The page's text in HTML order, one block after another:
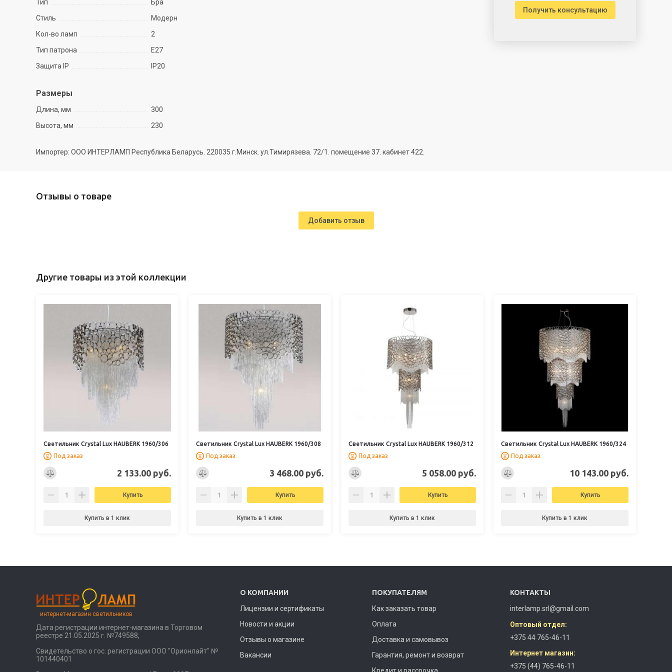
Тип
Бра
Стиль
Модерн
Кол-во ламп
2
Тип патрона
Е27
Защита IP
IP20
Размеры
Длина, мм
300
Высота, мм
230
Импортер: ООО ИНТЕРЛАМП Республика Беларусь. 220035 г.Минск. ул.Тимирязева. 72/1. помещение 37. кабинет 422.
Получить консультацию
Отзывы о товаре
Добавить отзыв
Другие товары из этой коллекции
Светильник Crystal Lux HAUBERK 1960/306
Под заказ
2 133.00 руб.
Купить
Купить в 1 клик
Светильник Crystal Lux HAUBERK 1960/308
Под заказ
3 468.00 руб.
Купить
Купить в 1 клик
Светильник Crystal Lux HAUBERK 1960/312
Под заказ
5 058.00 руб.
Купить
Купить в 1 клик
Светильник Crystal Lux HAUBERK 1960/324
Под заказ
10 143.00 руб.
Купить
Купить в 1 клик
интернет-магазин светильников
Дата регистрации интернет-магазина в Торговом
реестре 21.05.2025 г. №749588,
Свидетельство о гос. регистрации ООО "Орионлайт" №
101440401
О КОМПАНИИ
Лицензии и сертификаты
Новости и акции
Отзывы о магазине
Вакансии
ПОКУПАТЕЛЯМ
Как заказать товар
Оплата
Доставка и самовывоз
Гарантия, ремонт и возврат
КОНТАКТЫ
interlamp.srl@gmail.com
Оптовый отдел:
+375 44 765-46-11
Интернет магазин:
+375 (44) 765-46-11